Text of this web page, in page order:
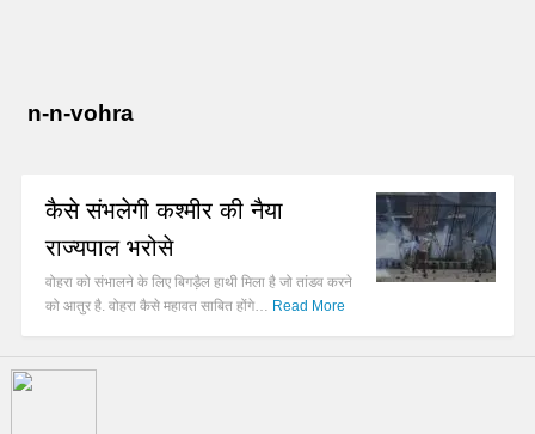
n-n-vohra
कैसे संभलेगी कश्मीर की नैया
राज्यपाल भरोसे
वोहरा को संभालने के लिए बिगड़ैल हाथी मिला है जो तांडव करने
को आतुर है. वोहरा कैसे महावत साबित होंगे… Read More